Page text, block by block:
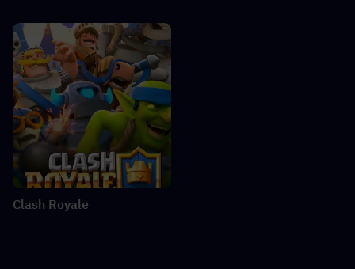
Clash Royale